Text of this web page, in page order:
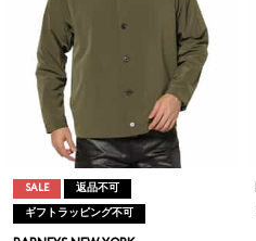
SALE 返品不可
ギフトラッピング不可